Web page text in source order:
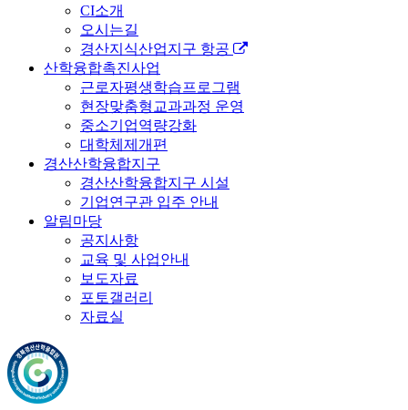
CI소개
오시는길
경산지식산업지구 항공
산학융합촉진사업
근로자평생학습프로그램
현장맞춤형교과과정 운영
중소기업역량강화
대학체제개편
경산산학융합지구
경산산학융합지구 시설
기업연구관 입주 안내
알림마당
공지사항
교육 및 사업안내
보도자료
포토갤러리
자료실